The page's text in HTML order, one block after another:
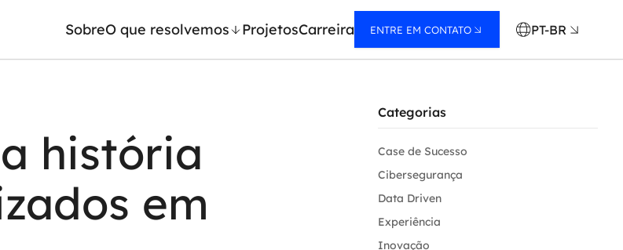
SobreO que resolvemos ProjetosCarreira ENTRE EM CONTATO PT-BR
Integração de IA
RPA e hiperautomação
história
em
Categorias
Case de Sucesso
Cibersegurança
Data Driven
Experiência
Inovação